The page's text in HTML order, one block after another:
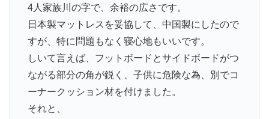
4人家族川の字で、余裕の広さです。
日本製マットレスを妥協して、中国製にしたので
すが、特に問題もなく寝心地もいいです。
しいて言えば、フットボードとサイドボードがつ
ながる部分の角が鋭く、子供に危険な為、別でコ
ーナークッション材を付けました。
それと、